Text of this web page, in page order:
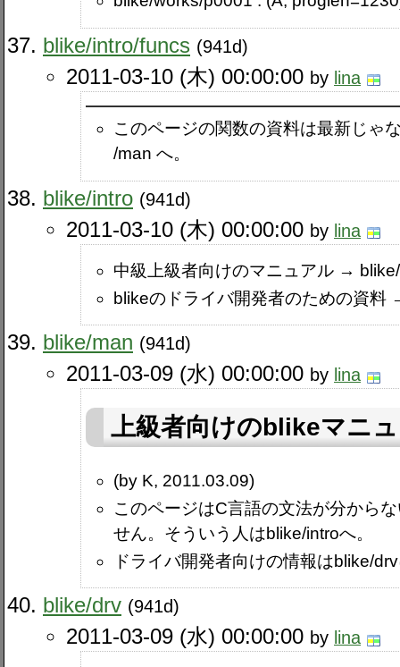
blike​/intro​/funcs (941d)
2011-03-10 (木) 00:00:00 by lina
このページの関数の資料は最新じゃ
/man へ。
blike​/intro (941d)
2011-03-10 (木) 00:00:00 by lina
中級上級者向けのマニュアル →
blikeのドライバ開発者のための資料
blike​/man (941d)
2011-03-09 (水) 00:00:00 by lina
上級者向けのblikeマニ
(by K, 2011.03.09)
このページはC言語の文法が分から
せん。そういう人はblike​/introへ。
ドライバ開発者向けの情報はblike​/
blike​/drv (941d)
2011-03-09 (水) 00:00:00 by lina